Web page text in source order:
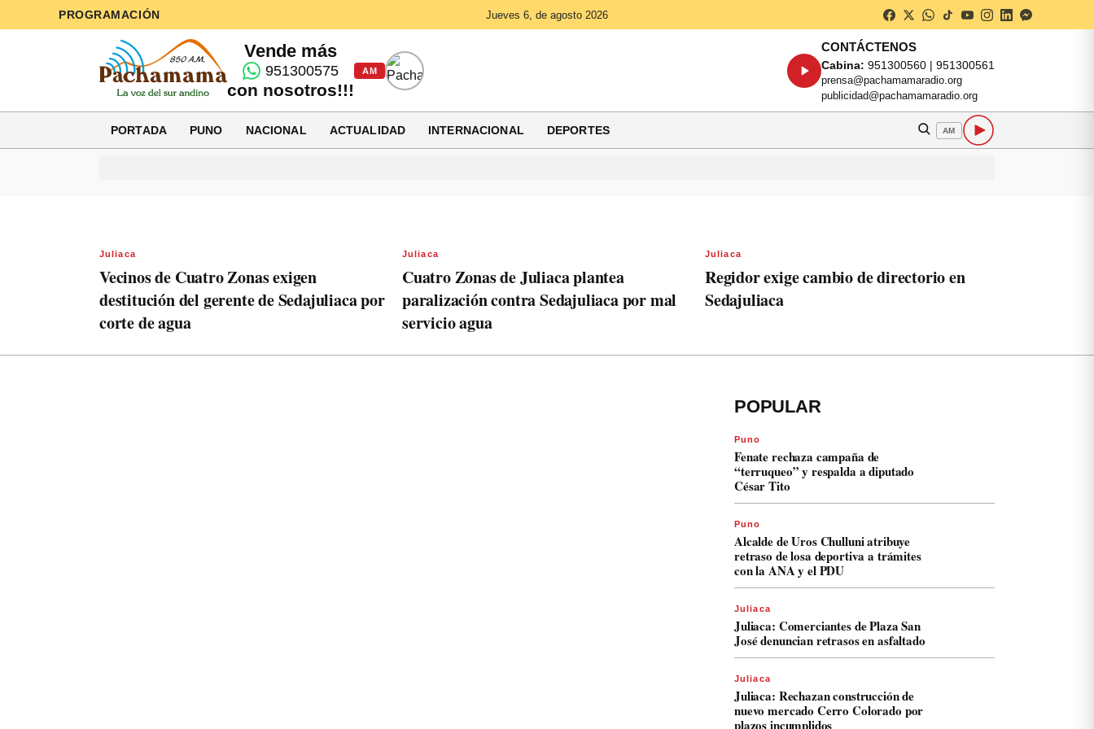
PROGRAMACIÓN Jueves 6, de agosto 2026
Vende más
951300575
con nosotros!!!
AM
CONTÁCTENOS
Cabina: 951300560 | 951300561
prensa@pachamamaradio.org
publicidad@pachamamaradio.org
PORTADA PUNO NACIONAL ACTUALIDAD INTERNACIONAL DEPORTES AM
Juliaca
Vecinos de Cuatro Zonas exigen
destitución del gerente de Sedajuliaca por
corte de agua
Juliaca
Cuatro Zonas de Juliaca plantea
paralización contra Sedajuliaca por mal
servicio agua
Juliaca
Regidor exige cambio de directorio en
Sedajuliaca
POPULAR
Puno
Fenate rechaza campaña de
“terruqueo” y respalda a diputado
César Tito
Puno
Alcalde de Uros Chulluni atribuye
retraso de losa deportiva a trámites
con la ANA y el PDU
Juliaca
Juliaca: Comerciantes de Plaza San
José denuncian retrasos en asfaltado
Juliaca
Juliaca: Rechazan construcción de
nuevo mercado Cerro Colorado por
plazos incumplidos